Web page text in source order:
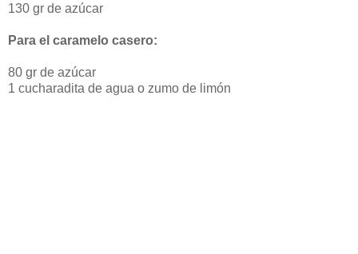
130 gr de azúcar
Para el caramelo casero:
80 gr de azúcar
1 cucharadita de agua o zumo de limón